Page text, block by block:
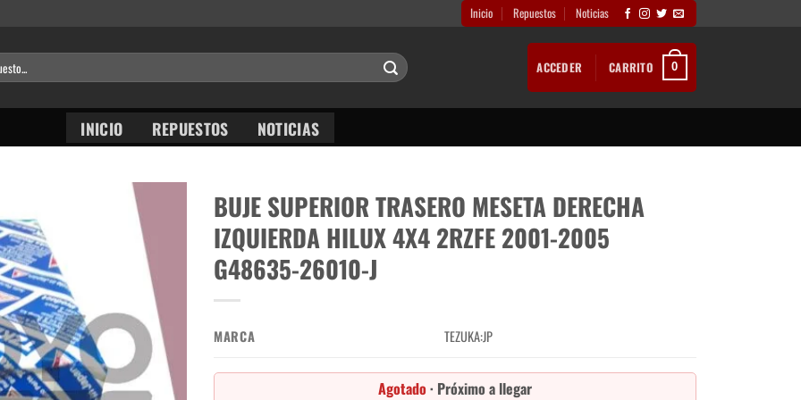
Inicio Repuestos Noticias
ACCEDER CARRITO 0
INICIO REPUESTOS NOTICIAS
BUJE SUPERIOR TRASERO MESETA DERECHA
IZQUIERDA HILUX 4X4 2RZFE 2001-2005
G48635-26010-J
MARCA TEZUKA:JP
Agotado · Próximo a llegar